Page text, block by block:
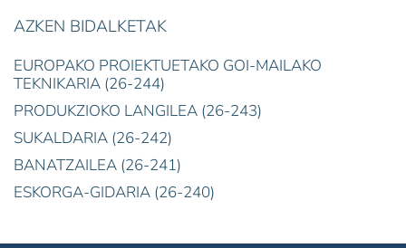
AZKEN BIDALKETAK
EUROPAKO PROIEKTUETAKO GOI-MAILAKO
TEKNIKARIA (26-244)
PRODUKZIOKO LANGILEA (26-243)
SUKALDARIA (26-242)
BANATZAILEA (26-241)
ESKORGA-GIDARIA (26-240)